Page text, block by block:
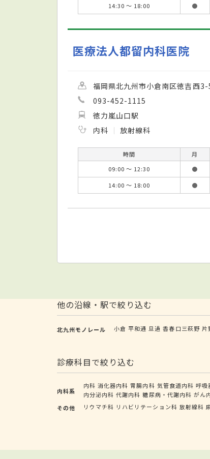
14:30 ～ 18:00
●
医療法人都留内科医院
福岡県北九州市小倉南区徳吉西
093-452-1115
徳力嵐山口駅
内科
放射線科
時間 月
09:00 ～ 12:30
●
14:00 ～ 18:00
●
他の沿線・駅で絞り込む
北九州モノレール 小倉 平和通 旦過 香春口三萩野 片
診療科目で絞り込む
内科系
内科 消化器内科 胃腸内科 気管食道内科 呼吸
内分泌内科 代謝内科 糖尿病・代謝内科 がん
その他
リウマチ科 リハビリテーション科 放射線科